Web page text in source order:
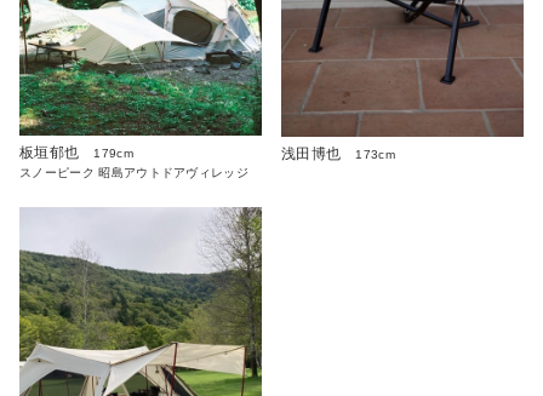
板垣郁也
179cm
スノーピーク 昭島アウトドアヴィレッジ
浅田博也 173cm